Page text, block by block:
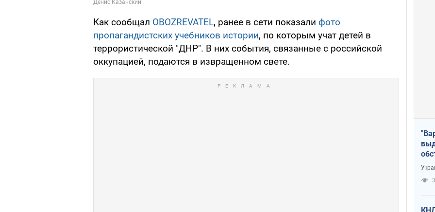
Как сообщал OBOZREVATEL, ранее в сети показали фото
пропагандистских учебников истории, по которым учат детей в
террористической "ДНР". В них события, связанные с российской
оккупацией, подаются в извращенном свете.